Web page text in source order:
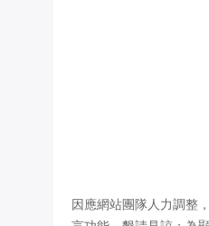
因應網站團隊人力調整